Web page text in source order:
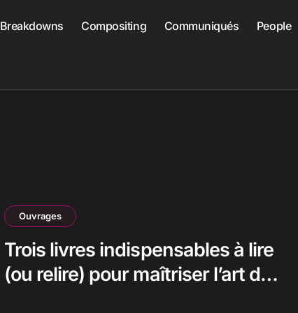
Breakdowns Compositing Communiqués People
Ouvrages
Trois livres indispensables à lire
(ou relire) pour maîtriser l’art du